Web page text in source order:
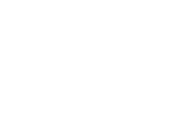
Jeudis de l'été :
Sortie nature :
Visite commentée de